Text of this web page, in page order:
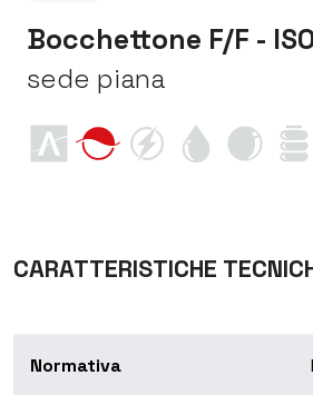
Bocchettone F/F -
sede piana
CARATTERISTICHE
Normativa